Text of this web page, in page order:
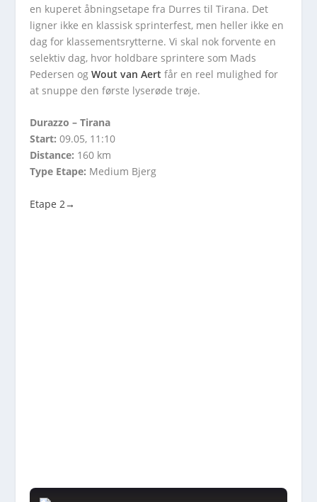
en kuperet åbningsetape fra Durres til Tirana. Det
ligner ikke en klassisk sprinterfest, men heller ikke en
dag for klassementsrytterne. Vi skal nok forvente en
selektiv dag, hvor holdbare sprintere som Mads
Pedersen ogWout van Aert får en reel mulighed for
at snuppe den første lyserøde trøje.
Durazzo – Tirana
Start: 09.05, 11:10
Distance: 160 km
Type Etape: Medium Bjerg
Etape 2→